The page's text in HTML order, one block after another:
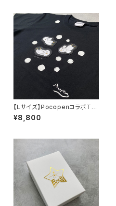
【Lサイズ】PocopenコラボTシ
ャツ〈しゃぼん玉ユニバース〉
¥8,800